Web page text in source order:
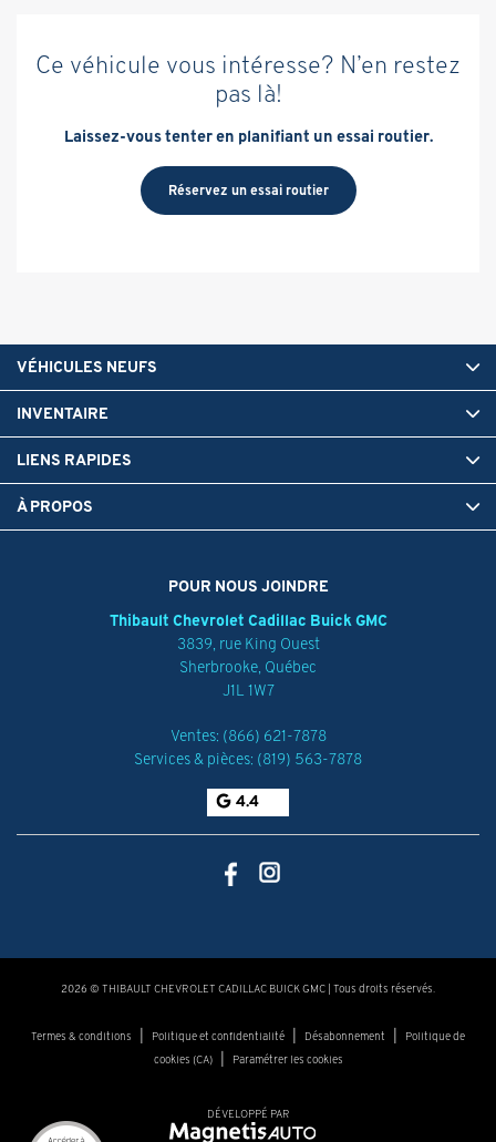
Ce véhicule vous intéresse? N’en restez
pas là!
Laissez-vous tenter en planifiant un essai routier.
Réservez un essai routier
POUR NOUS JOINDRE
Thibault Chevrolet Cadillac Buick GMC
3839, rue King Ouest
Sherbrooke, Québec
J1L 1W7
Ventes: (866) 621-7878
Services & pièces: (819) 563-7878
4.4
VÉHICULES NEUFS
INVENTAIRE
LIENS RAPIDES
À PROPOS
2026 © THIBAULT CHEVROLET CADILLAC BUICK GMC | Tous droits réservés.
Termes & conditions | Politique et confidentialité | Désabonnement |
Politique de
cookies (CA)| Paramétrer les cookies
DÉVELOPPÉ PAR